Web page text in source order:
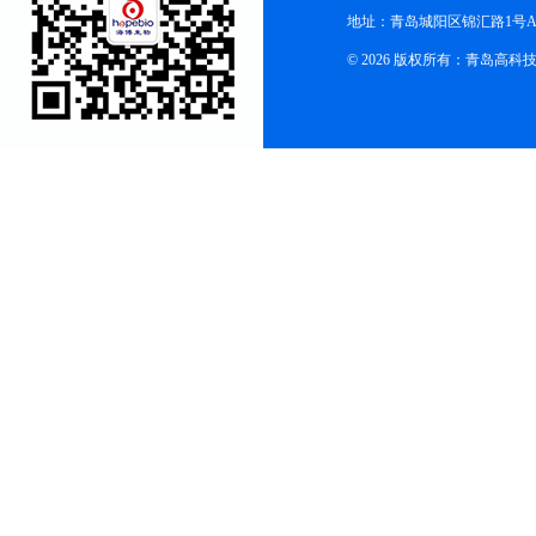
地址：青岛城阳区锦汇路1号
© 2026 版权所有：青岛高科